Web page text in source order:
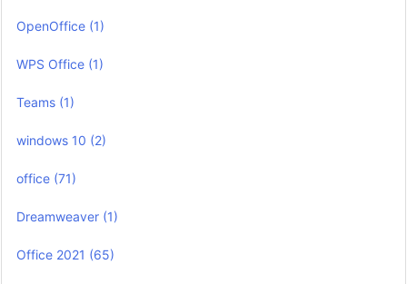
OpenOffice (1)
WPS Office (1)
Teams (1)
windows 10 (2)
office (71)
Dreamweaver (1)
Office 2021 (65)